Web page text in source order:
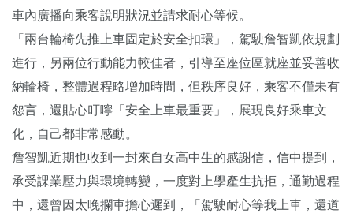
車內廣播向乘客說明狀況並請求耐心等候。
「兩台輪椅先推上車固定於安全扣環」，駕駛詹智凱依規劃
進行，另兩位行動能力較佳者，引導至座位區就座並妥善收
納輪椅，整體過程略增加時間，但秩序良好，乘客不僅未有
怨言，還貼心叮嚀「安全上車最重要」，展現良好乘車文
化，自己都非常感動。
詹智凱近期也收到一封來自女高中生的感謝信，信中提到，
承受課業壓力與環境轉變，一度對上學產生抗拒，通勤過程
中，還曾因太晚攔車擔心遲到，「駕駛耐心等我上車，還道